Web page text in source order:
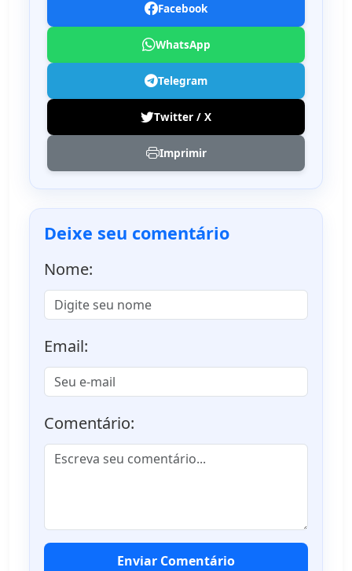
Facebook
WhatsApp
Telegram
Twitter / X
Imprimir
Deixe seu comentário
Nome:
Email:
Comentário:
Enviar Comentário